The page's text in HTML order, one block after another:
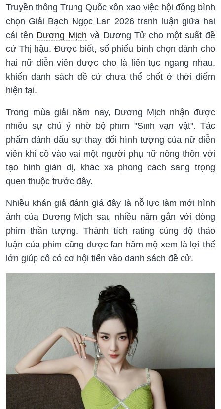
Truyền thông Trung Quốc xôn xao việc hội đồng bình
chọn Giải Bạch Ngọc Lan 2026 tranh luận giữa hai
cái tên Dương Mịch và Dương Tử cho một suất đề
cử Thị hậu. Được biết, số phiếu bình chọn dành cho
hai nữ diễn viên được cho là liên tục ngang nhau,
khiến danh sách đề cử chưa thể chốt ở thời điểm
hiện tại.
Trong mùa giải năm nay, Dương Mịch nhận được
nhiều sự chú ý nhờ bộ phim "Sinh vạn vật". Tác
phẩm đánh dấu sự thay đổi hình tượng của nữ diễn
viên khi cô vào vai một người phụ nữ nông thôn với
tạo hình giản dị, khác xa phong cách sang trọng
quen thuộc trước đây.
Nhiều khán giả đánh giá đây là nỗ lực làm mới hình
ảnh của Dương Mịch sau nhiều năm gắn với dòng
phim thần tượng. Thành tích rating cùng độ thảo
luận của phim cũng được fan hâm mộ xem là lợi thế
lớn giúp cô có cơ hội tiến vào danh sách đề cử.